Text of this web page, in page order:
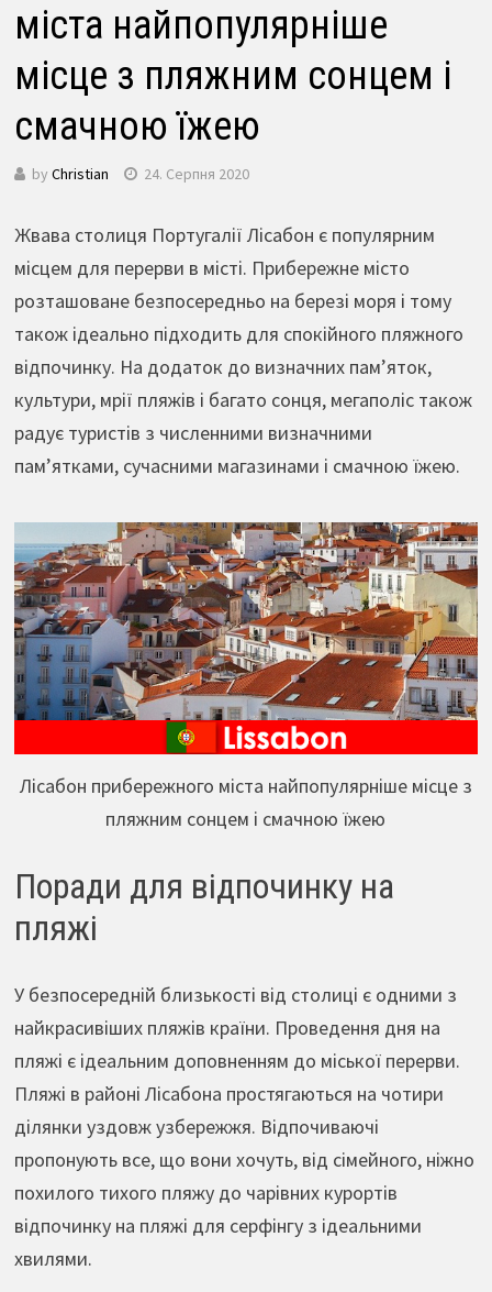
міста найпопулярніше
місце з пляжним сонцем і
смачною їжею
by Christian 24. Серпня 2020
Жвава столиця Португалії Лісабон є популярним
місцем для перерви в місті. Прибережне місто
розташоване безпосередньо на березі моря і тому
також ідеально підходить для спокійного пляжного
відпочинку. На додаток до визначних пам’яток,
культури, мрії пляжів і багато сонця, мегаполіс також
радує туристів з численними визначними
пам’ятками, сучасними магазинами і смачною їжею.
Лісабон прибережного міста найпопулярніше місце з
пляжним сонцем і смачною їжею
Поради для відпочинку на
пляжі
У безпосередній близькості від столиці є одними з
найкрасивіших пляжів країни. Проведення дня на
пляжі є ідеальним доповненням до міської перерви.
Пляжі в районі Лісабона простягаються на чотири
ділянки уздовж узбережжя. Відпочиваючі
пропонують все, що вони хочуть, від сімейного, ніжно
похилого тихого пляжу до чарівних курортів
відпочинку на пляжі для серфінгу з ідеальними
хвилями.